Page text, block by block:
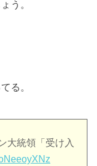
う。
る。
大統領「受け入